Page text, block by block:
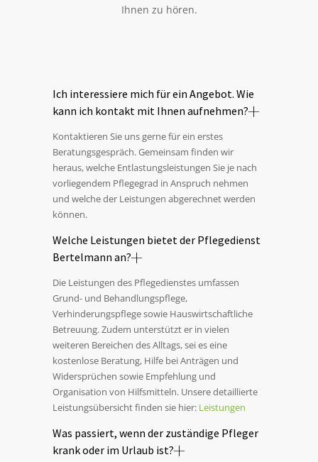
Ihnen zu hören.
Ich interessiere mich für ein Angebot. Wie
kann ich kontakt mit Ihnen aufnehmen?
Kontaktieren Sie uns gerne für ein erstes
Beratungsgespräch. Gemeinsam finden wir
heraus, welche Entlastungsleistungen Sie je nach
vorliegendem Pflegegrad in Anspruch nehmen
und welche der Leistungen abgerechnet werden
können.
Welche Leistungen bietet der Pflegedienst
Bertelmann an?
Die Leistungen des Pflegedienstes umfassen
Grund- und Behandlungspflege,
Verhinderungspflege sowie Hauswirtschaftliche
Betreuung. Zudem unterstützt er in vielen
weiteren Bereichen des Alltags, sei es eine
kostenlose Beratung, Hilfe bei Anträgen und
Widersprüchen sowie Empfehlung und
Organisation von Hilfsmitteln. Unsere detaillierte
Leistungsübersicht finden sie hier: Leistungen
Was passiert, wenn der zuständige Pfleger
krank oder im Urlaub ist?